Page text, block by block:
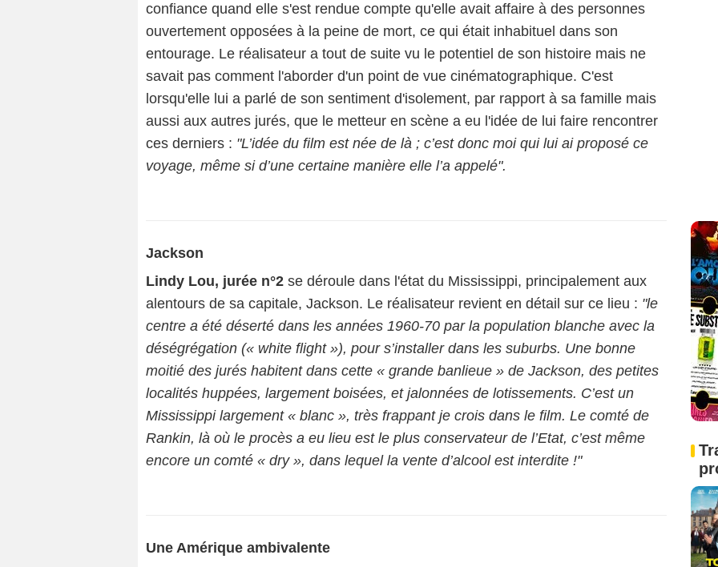
confiance quand elle s'est rendue compte qu'elle avait affaire à des personnes
ouvertement opposées à la peine de mort, ce qui était inhabituel dans son
entourage. Le réalisateur a tout de suite vu le potentiel de son histoire mais ne
savait pas comment l'aborder d'un point de vue cinématographique. C'est
lorsqu'elle lui a parlé de son sentiment d'isolement, par rapport à sa famille mais
aussi aux autres jurés, que le metteur en scène a eu l'idée de lui faire rencontrer
ces derniers : "L’idée du film est née de là ; c’est donc moi qui lui ai proposé ce
voyage, même si d’une certaine manière elle l’a appelé".
Jackson
Lindy Lou, jurée n°2 se déroule dans l'état du Mississippi, principalement aux
alentours de sa capitale, Jackson. Le réalisateur revient en détail sur ce lieu : "le
centre a été déserté dans les années 1960-70 par la population blanche avec la
déségrégation (« white flight »), pour s’installer dans les suburbs. Une bonne
moitié des jurés habitent dans cette « grande banlieue » de Jackson, des petites
localités huppées, largement boisées, et jalonnées de lotissements. C’est un
Mississippi largement « blanc », très frappant je crois dans le film. Le comté de
Rankin, là où le procès a eu lieu est le plus conservateur de l’Etat, c’est même
encore un comté « dry », dans lequel la vente d’alcool est interdite !"
Une Amérique ambivalente